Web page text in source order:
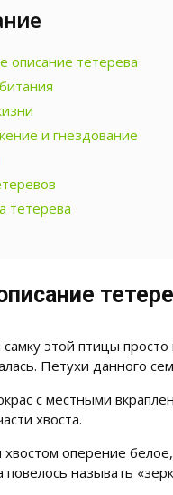
описание тетерева
и гнездование
тетерева
самку этой птицы
Петухи данного
с местными
хвоста.
оперение
повелось называть